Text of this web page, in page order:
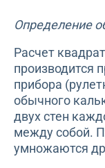
Определение
Расчет
производится
прибора
обычного
двух стен
между собой.
умножаются